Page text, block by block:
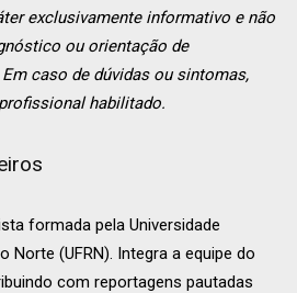
exclusivamente informativo e não
ou orientação de
caso de dúvidas ou sintomas,
habilitado.
formada pela Universidade
Norte (UFRN). Integra a equipe do
com reportagens pautadas